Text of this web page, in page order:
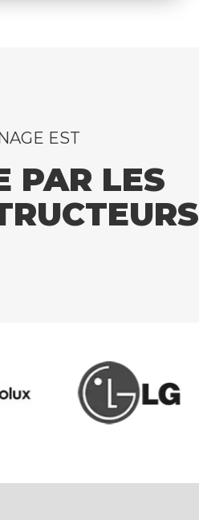
EST
PAR LES